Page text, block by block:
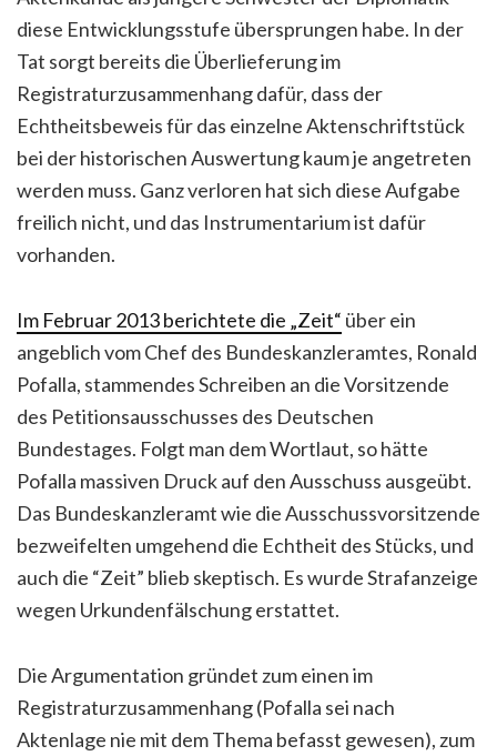
diese Entwicklungsstufe übersprungen habe. In der
Tat sorgt bereits die Überlieferung im
Registraturzusammenhang dafür, dass der
Echtheitsbeweis für das einzelne Aktenschriftstück
bei der historischen Auswertung kaum je angetreten
werden muss. Ganz verloren hat sich diese Aufgabe
freilich nicht, und das Instrumentarium ist dafür
vorhanden.
Im Februar 2013 berichtete die „Zeit“ über ein
angeblich vom Chef des Bundeskanzleramtes, Ronald
Pofalla, stammendes Schreiben an die Vorsitzende
des Petitionsausschusses des Deutschen
Bundestages. Folgt man dem Wortlaut, so hätte
Pofalla massiven Druck auf den Ausschuss ausgeübt.
Das Bundeskanzleramt wie die Ausschussvorsitzende
bezweifelten umgehend die Echtheit des Stücks, und
auch die “Zeit” blieb skeptisch. Es wurde Strafanzeige
wegen Urkundenfälschung erstattet.
Die Argumentation gründet zum einen im
Registraturzusammenhang (Pofalla sei nach
Aktenlage nie mit dem Thema befasst gewesen), zum